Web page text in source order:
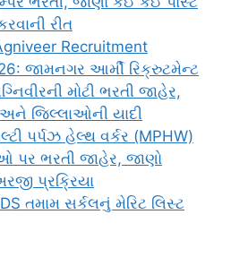
રીત
Recruitment
જામનગર આર્મી રિક્રુટમેન્ટ
મોટી ભરતી જાહેર,
જિલ્લાઓની યાદી
પર્પઝ હેલ્થ વર્કર (MPHW)
પર ભરતી જાહેર, જાણો
પ્રક્રિયા
તમામ સર્કલનું મેરિટ લિસ્ટ